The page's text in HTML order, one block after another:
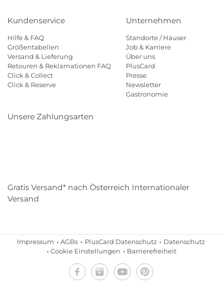
Kundenservice
Hilfe & FAQ
Größentabellen
Versand & Lieferung
Retouren & Reklamationen FAQ
Click & Collect
Click & Reserve
Unternehmen
Standorte / Häuser
Job & Karriere
Über uns
PlusCard
Presse
Newsletter
Gastronomie
Unsere Zahlungsarten
Gratis Versand* nach Österreich Internationaler
Versand
Impressum AGBs PlusCard Datenschutz
Datenschutz
Cookie Einstellungen
Barrierefreiheit